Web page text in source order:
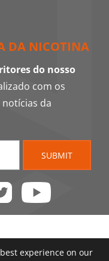
DA NICOTINA
do nosso
com os
da
SUBMIT
experience on our